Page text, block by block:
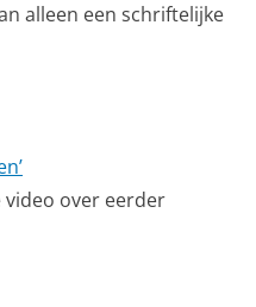
alleen een schriftelijke
video over eerder